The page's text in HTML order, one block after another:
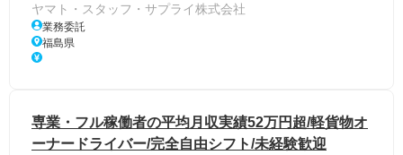
ヤマト・スタッフ・サプライ株式会社
業務委託
福島県
専業・フル稼働者の平均月収実績52万円超/軽貨物オ
ーナードライバー/完全自由シフト/未経験歓迎